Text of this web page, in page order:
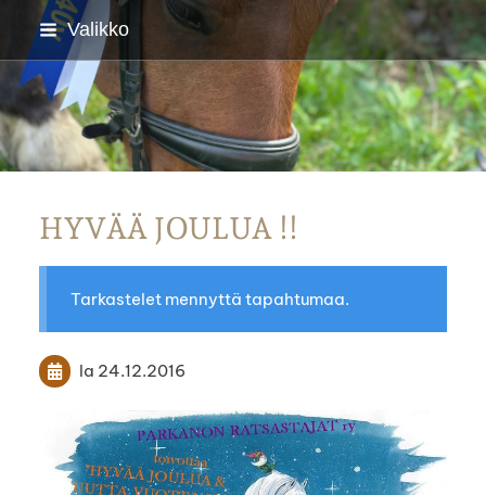
Siirry
sivun
sisältöön
Valikko
Parkanon Ratsastajat
HYVÄÄ JOULUA !!
Tarkastelet mennyttä tapahtumaa.
la 24.12.2016